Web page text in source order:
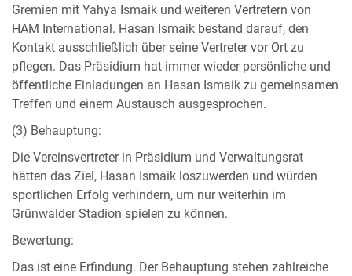
Gremien mit Yahya Ismaik und weiteren Vertretern von
HAM International. Hasan Ismaik bestand darauf, den
Kontakt ausschließlich über seine Vertreter vor Ort zu
pflegen. Das Präsidium hat immer wieder persönliche und
öffentliche Einladungen an Hasan Ismaik zu gemeinsamen
Treffen und einem Austausch ausgesprochen.
(3) Behauptung:
Die Vereinsvertreter in Präsidium und Verwaltungsrat
hätten das Ziel, Hasan Ismaik loszuwerden und würden
sportlichen Erfolg verhindern, um nur weiterhin im
Grünwalder Stadion spielen zu können.
Bewertung:
Das ist eine Erfindung. Der Behauptung stehen zahlreiche